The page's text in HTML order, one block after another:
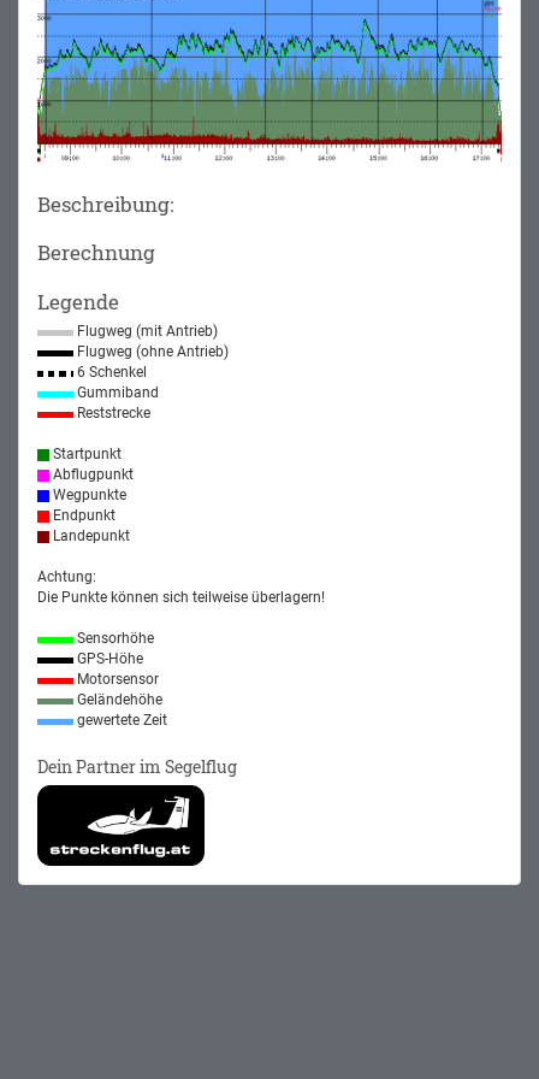
Beschreibung:
Berechnung
Legende
Flugweg (mit Antrieb)
Flugweg (ohne Antrieb)
6 Schenkel
Gummiband
Reststrecke
Startpunkt
Abflugpunkt
Wegpunkte
Endpunkt
Landepunkt
Achtung:
Die Punkte können sich teilweise überlagern!
Sensorhöhe
GPS-Höhe
Motorsensor
Geländehöhe
gewertete Zeit
Dein Partner im Segelflug